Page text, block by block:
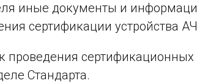
иные документы и
сертификации устройства
проведения
Стандарта.